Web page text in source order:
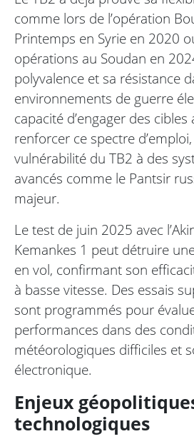
comme lors de l’opération
Printemps en Syrie en 2020
opérations au Soudan en
polyvalence et sa résistance
environnements de guerre
capacité d’engager des
renforcer ce spectre
vulnérabilité du TB2 à des
avancés comme le Pantsir
majeur.
Le test de juin 2025 avec
Kemankes 1 peut détruire
en vol, confirmant son
à basse vitesse. Des essais
sont programmés pour
performances dans des
météorologiques difficiles et
électronique.
Enjeux
technologiques